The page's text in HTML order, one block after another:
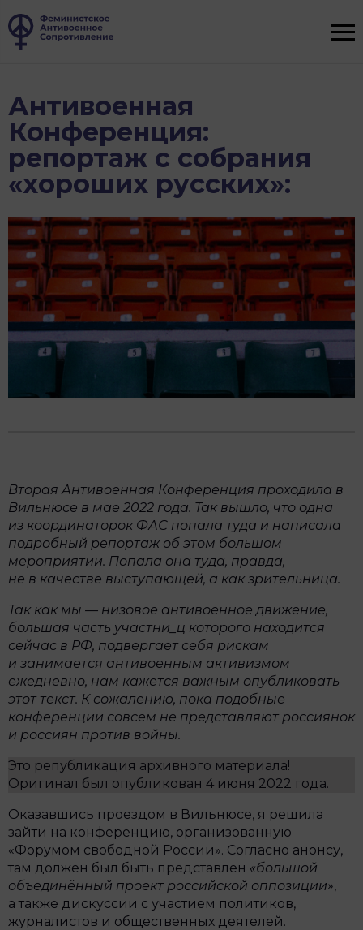
Антивоенная
Конференция:
репортаж с собрания
«хороших русских»:
Вторая Антивоенная Конференция проходила в
Вильнюсе в мае 2022 года. Так вышло, что одна
из координаторок ФАС попала туда и написала
подробный репортаж об этом большом
мероприятии. Попала она туда, правда,
не в качестве выступающей, а как зрительница.
Так как мы — низовое антивоенное движение,
большая часть участни_ц которого находится
сейчас в РФ, подвергает себя рискам
и занимается антивоенным активизмом
ежедневно, нам кажется важным опубликовать
этот текст. К сожалению, пока подобные
конференции совсем не представляют россиянок
и россиян против войны.
Это републикация архивного материала!
Оригинал был опубликован 4 июня 2022 года.
Оказавшись проездом в Вильнюсе, я решила
зайти на конференцию, организованную
«Форумом свободной России». Согласно анонсу,
там должен был быть представлен «большой
объединённый проект российской оппозиции»,
а также дискуссии с участием политиков,
журналистов и общественных деятелей.